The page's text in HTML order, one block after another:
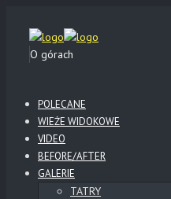
O górach
POLECANE
WIEŻE WIDOKOWE
VIDEO
BEFORE/AFTER
GALERIE
TATRY